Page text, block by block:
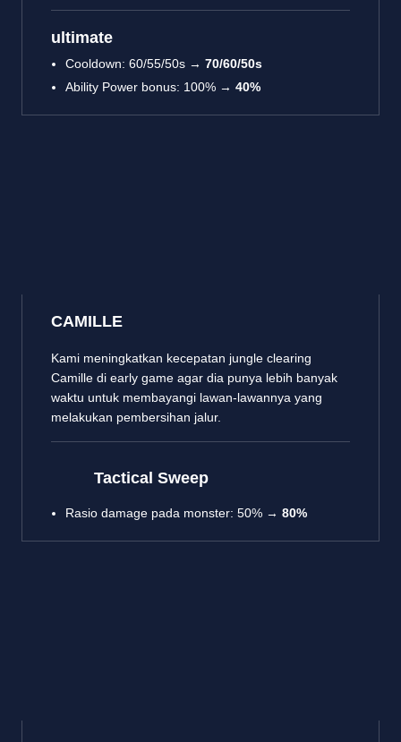
ultimate
Cooldown: 60/55/50s → 70/60/50s
Ability Power bonus: 100% → 40%
CAMILLE
Kami meningkatkan kecepatan jungle clearing
Camille di early game agar dia punya lebih banyak
waktu untuk membayangi lawan-lawannya yang
melakukan pembersihan jalur.
Tactical Sweep
Rasio damage pada monster: 50% → 80%